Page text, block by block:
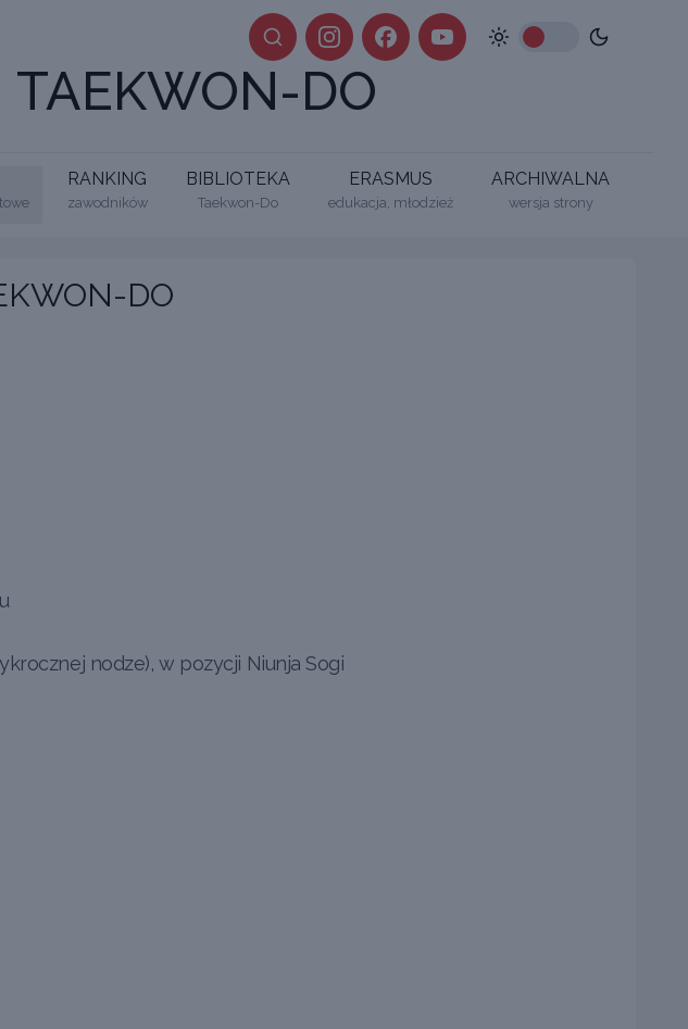
TAEKWON-DO
RANKING
zawodników
BIBLIOTEKA
Taekwon-Do
ERASMUS
edukacja, młodzież
ARCHIWALNA
wersja strony
DO
nodze), w pozycji Niunja Sogi